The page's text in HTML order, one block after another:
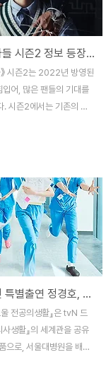
재벌집 막내아들 시즌2 정보 등장인물 줄거리
》 시즌2는 2022년 방영된
어, 많은 팬들의 기대를
. 시즌2에서는 기존의 스
1 방영 당시, 예상외의
률과 작품성에서 큰 성공
후, 시즌2의 제작이 빠르
들의 기대가 한층 높아졌습
영은 2026년 초로 예정되
다양한 온라인 스트리밍
계획입니다. 시즌2의 연
을 이끌었던 정윤철 감독
시 시즌1의 김태희 작가
드라마 언슬전 특별출연 정경호, 유연석, 안은진
전공의생활』은 tvN 드
사생활』의 세계관을 공유
으로, 서울대병원을 배경